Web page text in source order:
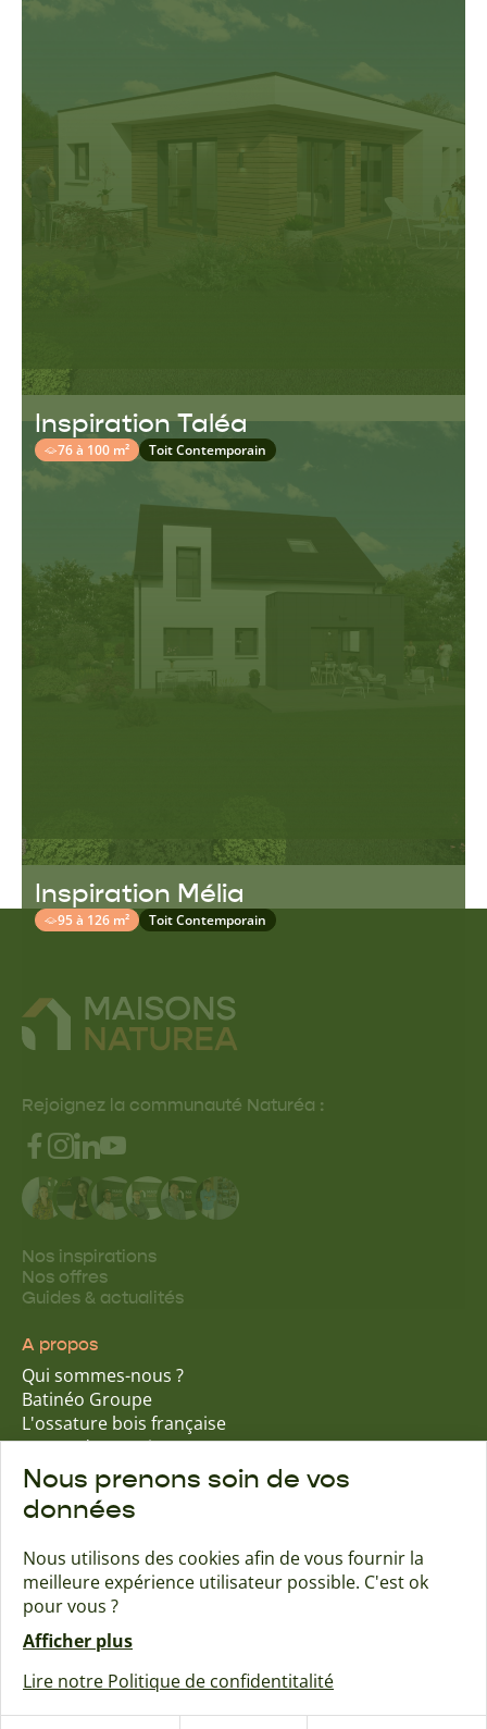
Inspiration Taléa
76 à 100 m² Toit Contemporain
Inspiration Mélia
95 à 126 m² Toit Contemporain
Rejoignez la communauté Naturéa :
Nos inspirations
Nos offres
Guides & actualités
A propos
Qui sommes-nous ?
Batinéo Groupe
L'ossature bois française
15 ans d'expertise
Nos engagements écologiques
Nos garanties assurantielles
Trouver une agence Contact
Créé avec passion par Pure illusion
Nous prenons soin de vos
données
Nous utilisons des cookies afin de vous fournir la
meilleure expérience utilisateur possible. C'est ok
pour vous ?
Afficher plus
Lire notre Politique de confidentitalité